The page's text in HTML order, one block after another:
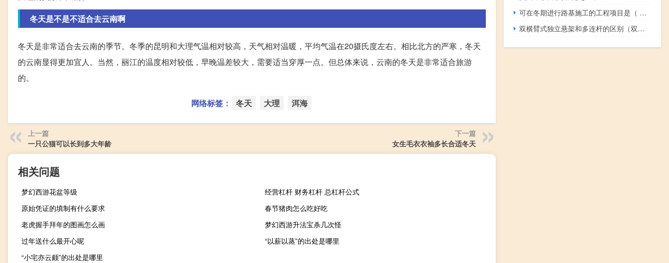
冬天是不是不适合去云南啊
冬天是非常适合去云南的季节。冬季的昆明和大理气温相对较高，天气相对温暖，平均气温在20摄氏度左右。相比北方的严寒，冬天
的云南显得更加宜人。当然，丽江的温度相对较低，早晚温差较大，需要适当穿厚一点。但总体来说，云南的冬天是非常适合旅游
的。
网络标签： 冬天 大理 洱海
上一篇
一只公猫可以长到多大年龄
下一篇
女生毛衣衣袖多长合适冬天
相关问题
梦幻西游花盆等级
经营杠杆 财务杠杆 总杠杆公式
原始凭证的填制有什么要求
春节猪肉怎么吃好吃
老虎握手拜年的图画怎么画
梦幻西游升法宝杀几次怪
过年送什么最开心呢
“以薪以蒸”的出处是哪里
“小宅亦云颇”的出处是哪里
可在冬期进行路基施工的工程项目是（ ）。
双横臂式独立悬架和多连杆的区别（双横臂式独立悬架和多连杆哪个好）